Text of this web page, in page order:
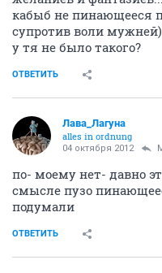
Лава_Лагуна
alles in ordnung
03 октября 2012
я подумаю над твоим
Все только сразу не
ОТВЕТИТЬ
Марина
03 октября 2012
беременность и так
так еще и все бросать...